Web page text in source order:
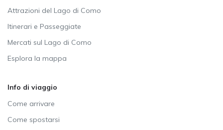
Attrazioni del Lago di Como
Itinerari e Passeggiate
Mercati sul Lago di Como
Esplora la mappa
Info di viaggio
Come arrivare
Come spostarsi